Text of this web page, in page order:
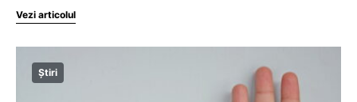
Vezi articolul
Știri